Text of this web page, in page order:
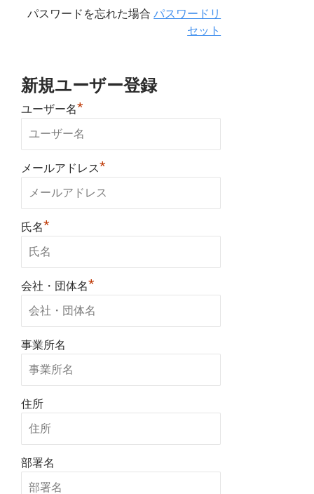
パスワードを忘れた場合パスワードリ
セット
新規ユーザー登録
ユーザー名*
メールアドレス*
氏名*
会社・団体名*
事業所名
住所
部署名